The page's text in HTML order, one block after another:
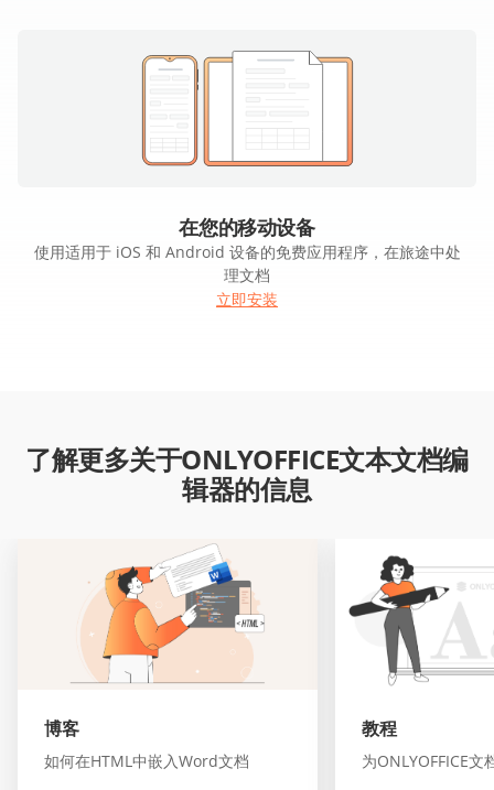
在您的移动设备
使用适用于 iOS 和 Android 设备的免费应用程序，在旅途中处
理文档
立即安装
了解更多关于ONLYOFFICE文本文档编
辑器的信息
博客
如何在HTML中嵌入Word文档
教程
为ONLYOFFICE文